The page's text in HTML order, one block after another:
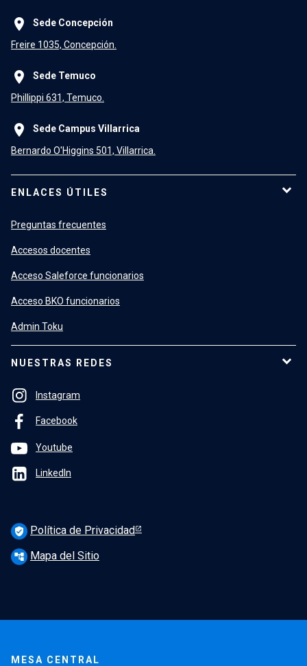
place
Sede Concepción
Freire 1035, Concepción.
place
Sede Temuco
Phillippi 631, Temuco.
place
Sede Campus Villarrica
Bernardo O'Higgins 501, Villarrica.
ENLACES ÚTILES
Preguntas frecuentes
Accesos docentes
Acceso Saleforce funcionarios
Acceso BKO funcionarios
Admin Toku
NUESTRAS REDES
Instagram
Facebook
Youtube
LinkedIn
verified_user Política de Privacidad
account_tree Mapa del Sitio
MESA CENTRAL